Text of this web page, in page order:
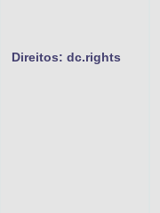
Direitos: dc.rights